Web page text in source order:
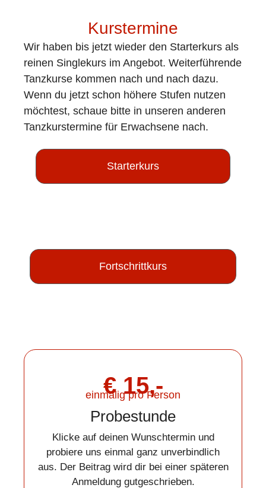
Kurstermine
Wir haben bis jetzt wieder den Starterkurs als
reinen Singlekurs im Angebot. Weiterführende
Tanzkurse kommen nach und nach dazu.
Wenn du jetzt schon höhere Stufen nutzen
möchtest, schaue bitte in unseren anderen
Tanzkurstermine für Erwachsene nach.
Starterkurs
Fortschrittkurs
€ 15,-
einmalig pro Person
Probestunde
Klicke auf deinen Wunschtermin und
probiere uns einmal ganz unverbindlich
aus. Der Beitrag wird dir bei einer späteren
Anmeldung gutgeschrieben.